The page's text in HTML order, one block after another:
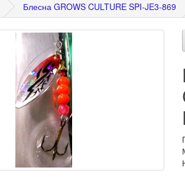
Блесна GROWS CULTURE SPI-JE3-869